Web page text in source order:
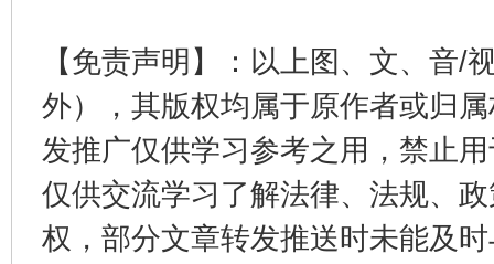
【免责声明】：以上图、文、音/
外），其版权均属于原作者或归
发推广仅供学习参考之用，禁止
仅供交流学习了解法律、法规、
权，部分文章转发推送时未能及
东山县通报“牛蛙产品抗生素超标问题” 法